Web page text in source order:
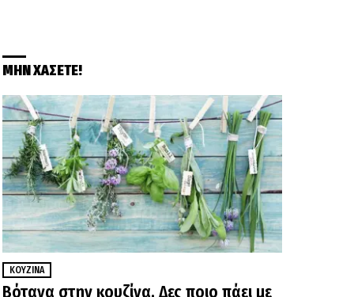
ΜΗΝ ΧΑΣΕΤΕ!
ΚΟΥΖΊΝΑ
Βότανα στην κουζίνα. Δες ποιο πάει με